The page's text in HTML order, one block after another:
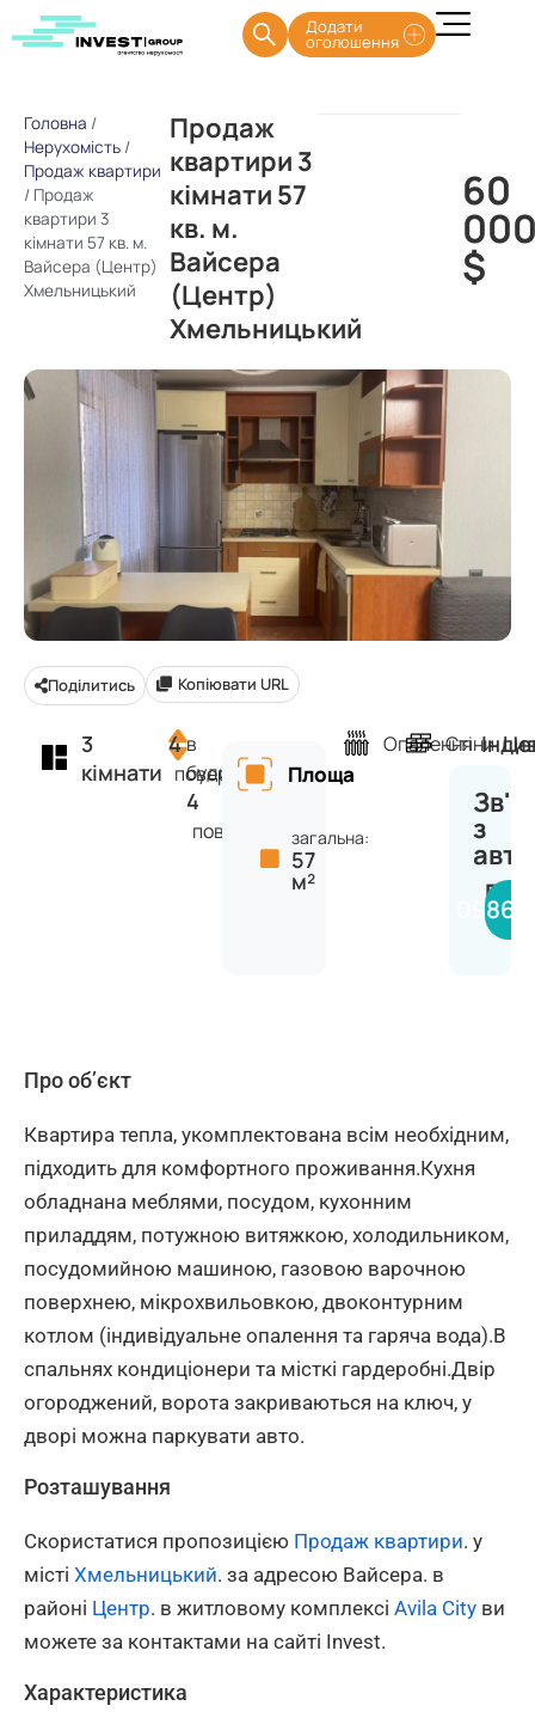
Додати
оголошення
Головна /
Нерухомість /
Продаж квартири
/ Продаж
квартири 3
кімнати 57 кв. м.
Вайсера (Центр)
Хмельницький
Продаж
квартири 3
кімнати 57
кв. м.
Вайсера
(Центр)
Хмельницький
60
$
Поділитись Копіювати URL
3
кімнати
4
поверх
в
будинку
4
поверхів
Площа
загальна:
57
м²
ОпаленняСтіни
з
Про об’єкт
Квартира тепла, укомплектована всім необхідним,
підходить для комфортного проживання.Кухня
обладнана меблями, посудом, кухонним
приладдям, потужною витяжкою, холодильником,
посудомийною машиною, газовою варочною
поверхнею, мікрохвильовкою, двоконтурним
котлом (індивідуальне опалення та гаряча вода).В
спальнях кондиціонери та місткі гардеробні.Двір
огороджений, ворота закриваються на ключ, у
дворі можна паркувати авто.
Розташування
Скористатися пропозицією Продаж квартири. у
місті Хмельницький. за адресою Вайсера. в
районі Центр. в житловому комплексі Avila City ви
можете за контактами на сайті Invest.
Характеристика